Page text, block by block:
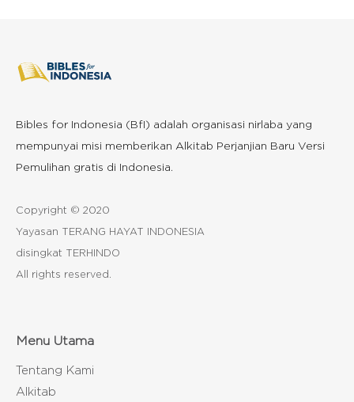
Bibles for Indonesia (BfI) adalah organisasi nirlaba yang
mempunyai misi memberikan Alkitab Perjanjian Baru Versi
Pemulihan gratis di Indonesia.
Copyright © 2020
Yayasan TERANG HAYAT INDONESIA
disingkat TERHINDO
All rights reserved.
Menu Utama
Tentang Kami
Alkitab